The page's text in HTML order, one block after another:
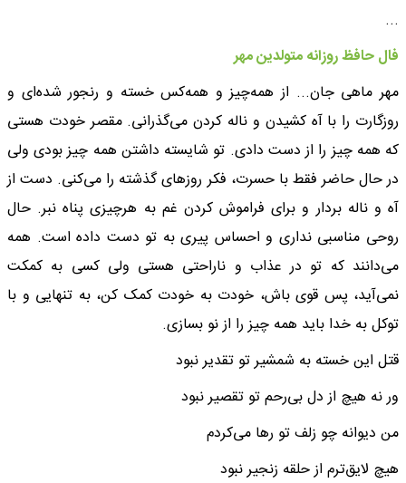
...
فال حافظ روزانه متولدین مهر
مهر ماهی جان... از همه‌چیز و همه‌کس خسته و رنجور شده‌ای و
روزگارت را با آه کشیدن و ناله کردن می‌گذرانی. مقصر خودت هستی
که همه چیز را از دست دادی. تو شایسته داشتن همه چیز بودی ولی
در حال حاضر فقط با حسرت، فکر روزهای گذشته را می‌کنی. دست از
آه و ناله بردار و برای فراموش کردن غم به هرچیزی پناه نبر. حال
روحی مناسبی نداری و احساس پیری به تو دست داده است. همه
می‌دانند که تو در عذاب و ناراحتی هستی ولی کسی به کمکت
نمی‌آید، پس قوی باش، خودت به خودت کمک کن، به تنهایی و با
توکل به خدا باید همه چیز را از نو بسازی.
قتل این خسته به شمشیر تو تقدیر نبود
ور نه هیچ از دل بی‌رحم تو تقصیر نبود
من دیوانه چو زلف تو رها می‌کردم
هیچ لایق‌ترم از حلقه زنجیر نبود